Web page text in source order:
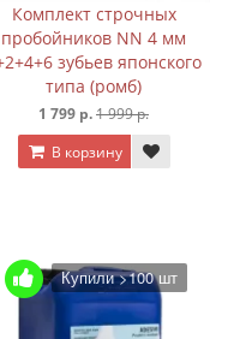
Комплект строчных
пробойников NN 4 мм
зубьев японского
типа (ромб)
1 799 р.1 999 р.
В корзину
Купили >100 шт